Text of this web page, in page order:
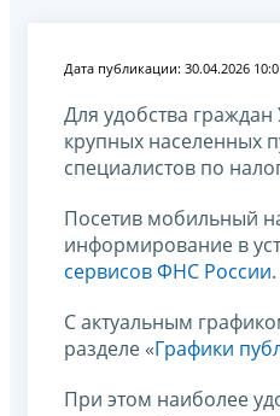
Дата публикации: 30.04.2026
Для удобства
крупных населенных
специалистов по
Посетив мобильный
информирование в
сервисов ФНС России.
С актуальным
разделе «Графики
При этом наиболее